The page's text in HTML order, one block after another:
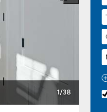
de
o
1/38